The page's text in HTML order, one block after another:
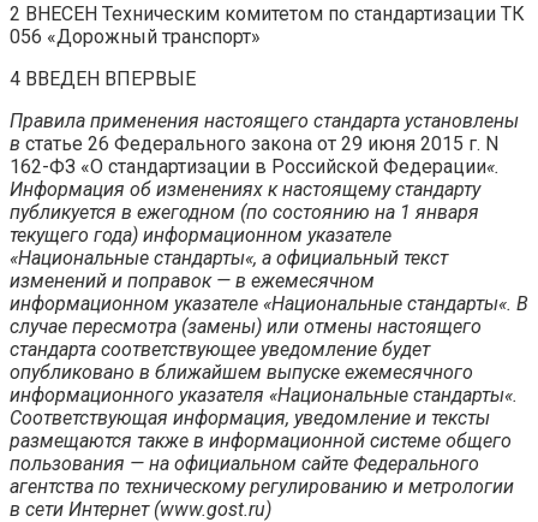
2 ВНЕСЕН Техническим комитетом по стандартизации ТК
056 «Дорожный транспорт»
4 ВВЕДЕН ВПЕРВЫЕ
Правила применения настоящего стандарта установлены
в статье 26 Федерального закона от 29 июня 2015 г. N
162-ФЗ «О стандартизации в Российской Федерации«.
Информация об изменениях к настоящему стандарту
публикуется в ежегодном (по состоянию на 1 января
текущего года) информационном указателе
«Национальные стандарты«, а официальный текст
изменений и поправок — в ежемесячном
информационном указателе «Национальные стандарты«. В
случае пересмотра (замены) или отмены настоящего
стандарта соответствующее уведомление будет
опубликовано в ближайшем выпуске ежемесячного
информационного указателя «Национальные стандарты«.
Соответствующая информация, уведомление и тексты
размещаются также в информационной системе общего
пользования — на официальном сайте Федерального
агентства по техническому регулированию и метрологии
в сети Интернет (www.gost.ru)